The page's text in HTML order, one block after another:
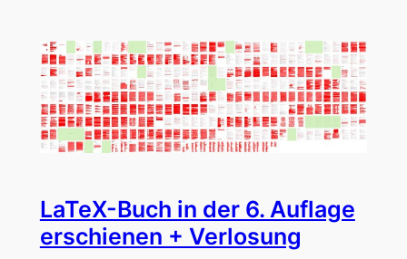
LaTeX-Buch in der 6. Auflage
erschienen + Verlosung